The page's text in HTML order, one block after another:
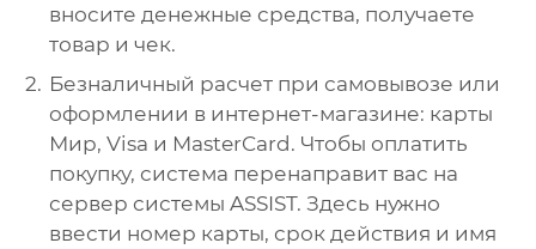
вносите денежные средства, получаете
товар и чек.
Безналичный расчет при самовывозе или
оформлении в интернет-магазине: карты
Мир, Visa и MasterCard. Чтобы оплатить
покупку, система перенаправит вас на
сервер системы ASSIST. Здесь нужно
ввести номер карты, срок действия и имя